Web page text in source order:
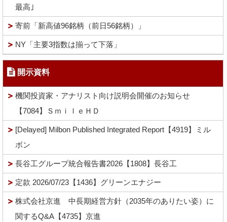
最高｣
寄前「新高値96銘柄（前日56銘柄）」
NY「主要3指数は揃って下落」
開示資料
機関投資家・アナリスト向け説明会開催のお知らせ
【7084】ＳｍｉｌｅＨＤ
[Delayed] Milbon Published Integrated Report【4919】ミル
ボン
長谷工グループ統合報告書2026【1808】長谷工
定款 2026/07/23【1436】グリーンエナジー
株式会社京進 中長期経営方針（2035年のありたい姿）に
関するQ&A【4735】京進